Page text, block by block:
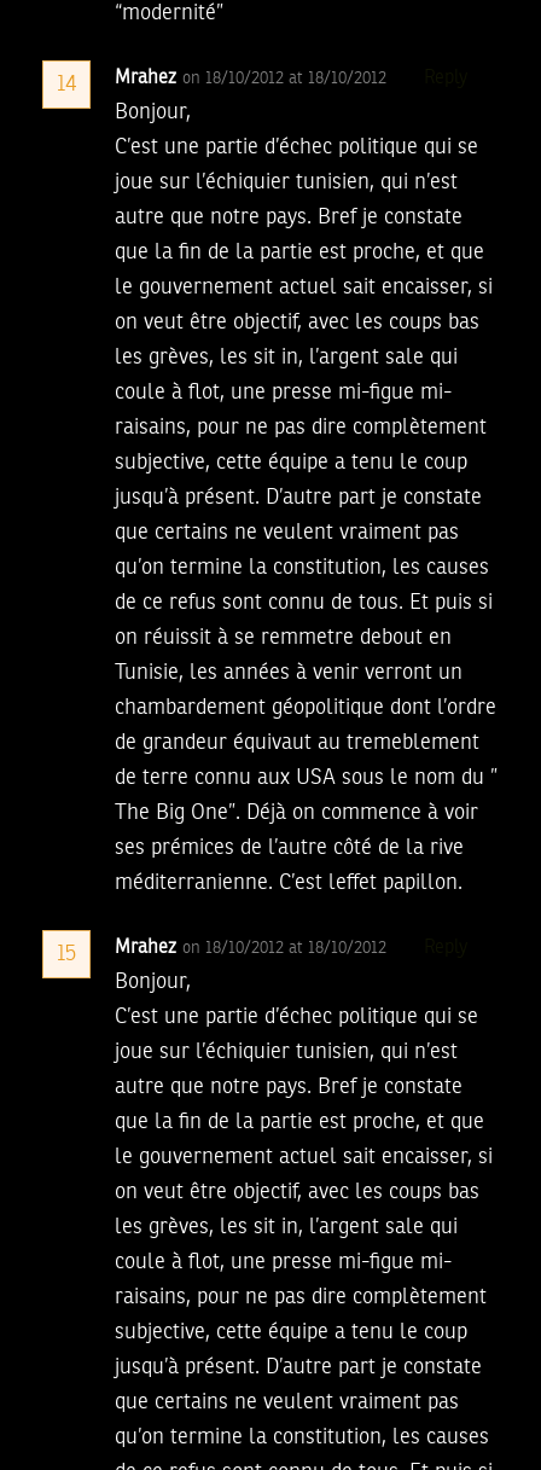
“modernité”
14 Mrahez on 18/10/2012 at 18/10/2012
Bonjour,
C’est une partie d’échec politique qui se
joue sur l’échiquier tunisien, qui n’est
autre que notre pays. Bref je constate
que la fin de la partie est proche, et que
le gouvernement actuel sait encaisser, si
on veut être objectif, avec les coups bas
les grèves, les sit in, l’argent sale qui
coule à flot, une presse mi-figue mi-
raisains, pour ne pas dire complètement
subjective, cette équipe a tenu le coup
jusqu’à présent. D’autre part je constate
que certains ne veulent vraiment pas
qu’on termine la constitution, les causes
de ce refus sont connu de tous. Et puis si
on réuissit à se remmetre debout en
Tunisie, les années à venir verront un
chambardement géopolitique dont l’ordre
de grandeur équivaut au tremeblement
de terre connu aux USA sous le nom du ”
The Big One”. Déjà on commence à voir
ses prémices de l’autre côté de la rive
méditerranienne. C’est leffet papillon.
15 Mrahez on 18/10/2012 at 18/10/2012
Bonjour,
C’est une partie d’échec politique qui se
joue sur l’échiquier tunisien, qui n’est
autre que notre pays. Bref je constate
que la fin de la partie est proche, et que
le gouvernement actuel sait encaisser, si
on veut être objectif, avec les coups bas
les grèves, les sit in, l’argent sale qui
coule à flot, une presse mi-figue mi-
raisains, pour ne pas dire complètement
subjective, cette équipe a tenu le coup
jusqu’à présent. D’autre part je constate
que certains ne veulent vraiment pas
qu’on termine la constitution, les causes